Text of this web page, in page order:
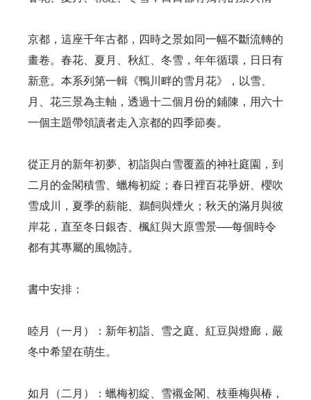
京都，這座千年古都，四時之景如同一幅不斷流轉的
畫卷。春花、夏月、秋紅、冬雪，年年循環，日日有
新意。本系列第一輯《鴨川畔的雪月花》，以雪、
月、花三景為主軸，透過十二個月份的鋪陳，用六十
一個主題帶領讀者走入京都的四季節奏。
從正月的新年初夢、初詣與白雪覆蓋的神社庭園，到
二月的金閣積雪、蠟梅初綻；春日裡百花爭妍、櫻吹
雪成川，夏季的薪能、鵜飼與煙火；秋天的滿月與彼
岸花，直至冬日銀杏、楓紅與大原雪景──每個時令
都有其專屬的風物詩。
書中安排：
睦月（一月）：新年初詣、雪之庭、紅豆與燈廊，嚴
冬中希望在萌生。
如月（二月）：蠟梅初綻、雪襯金閣、枝垂梅與椿，